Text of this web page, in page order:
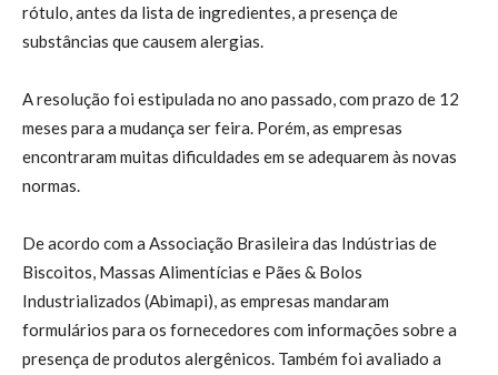
rótulo, antes da lista de ingredientes, a presença de
substâncias que causem alergias.
A resolução foi estipulada no ano passado, com prazo de 12
meses para a mudança ser feira. Porém, as empresas
encontraram muitas dificuldades em se adequarem às novas
normas.
De acordo com a Associação Brasileira das Indústrias de
Biscoitos, Massas Alimentícias e Pães & Bolos
Industrializados (Abimapi), as empresas mandaram
formulários para os fornecedores com informações sobre a
presença de produtos alergênicos. Também foi avaliado a